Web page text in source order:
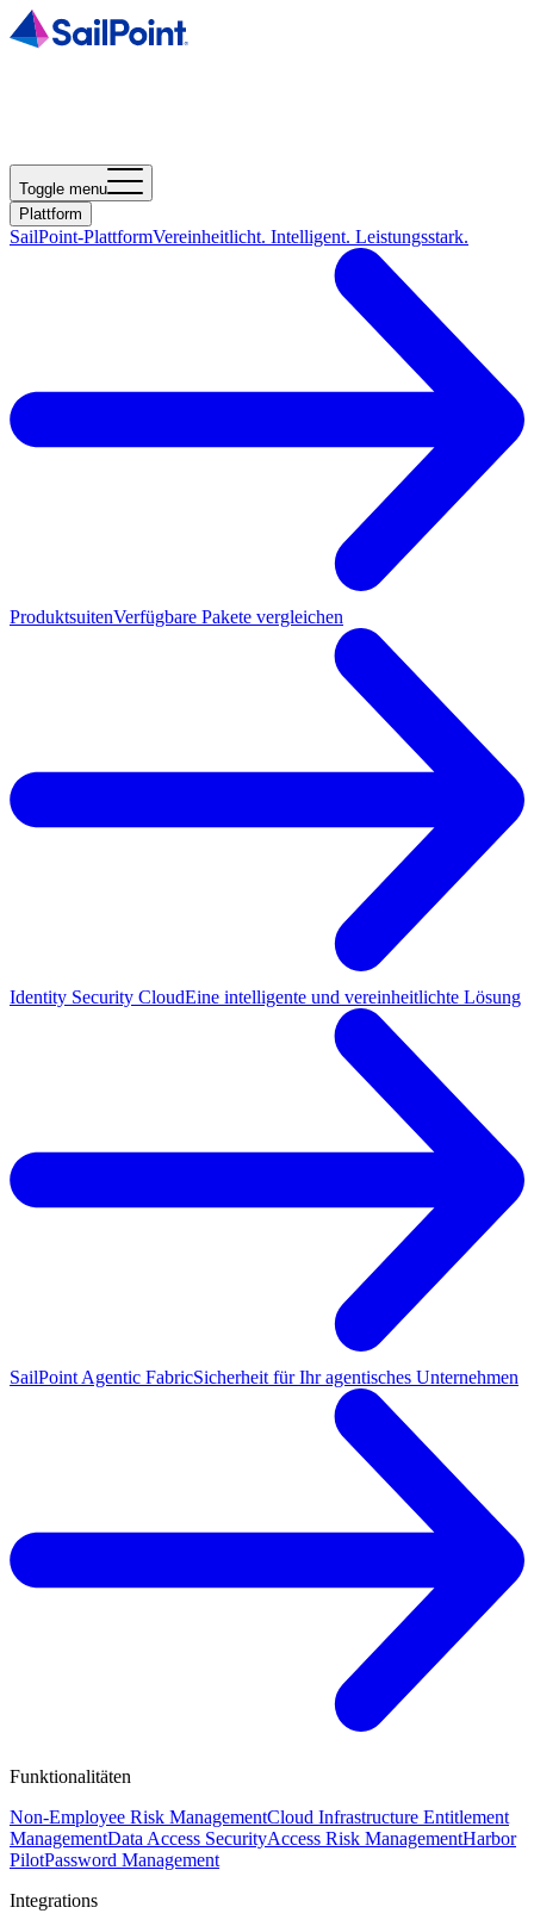
Toggle menu
Plattform
SailPoint-PlattformVereinheitlicht. Intelligent. Leistungsstark.
ProduktsuitenVerfügbare Pakete vergleichen
Identity Security CloudEine intelligente und vereinheitlichte Lösung
SailPoint Agentic FabricSicherheit für Ihr agentisches Unternehmen
Funktionalitäten
Non-Employee Risk ManagementCloud Infrastructure Entitlement
ManagementData Access SecurityAccess Risk ManagementHarbor
PilotPassword Management
Integrations